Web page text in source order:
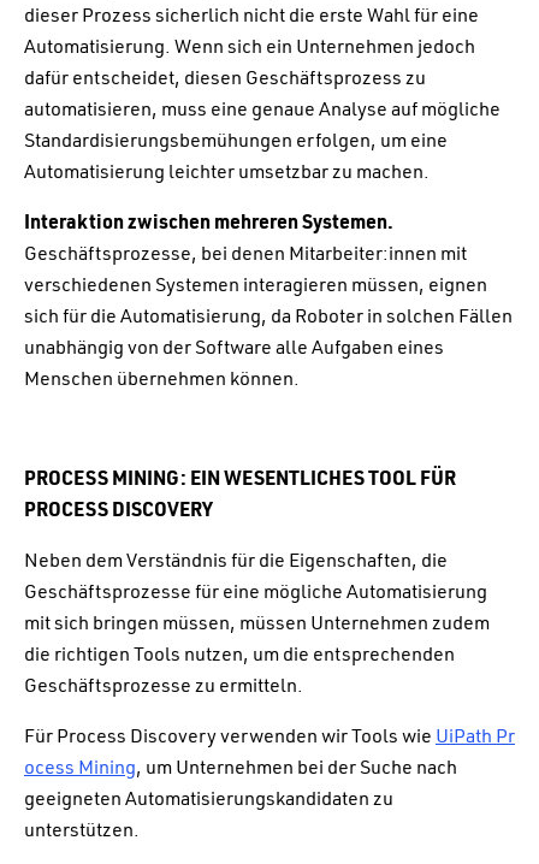
dieser Prozess sicherlich nicht die erste Wahl für eine
Automatisierung. Wenn sich ein Unternehmen jedoch
dafür entscheidet, diesen Geschäftsprozess zu
automatisieren, muss eine genaue Analyse auf mögliche
Standardisierungsbemühungen erfolgen, um eine
Automatisierung leichter umsetzbar zu machen.
Interaktion zwischen mehreren Systemen.
Geschäftsprozesse, bei denen Mitarbeiter:innen mit
verschiedenen Systemen interagieren müssen, eignen
sich für die Automatisierung, da Roboter in solchen Fällen
unabhängig von der Software alle Aufgaben eines
Menschen übernehmen können.
PROCESS MINING: EIN WESENTLICHES TOOL FÜR
PROCESS DISCOVERY
Neben dem Verständnis für die Eigenschaften, die
Geschäftsprozesse für eine mögliche Automatisierung
mit sich bringen müssen, müssen Unternehmen zudem
die richtigen Tools nutzen, um die entsprechenden
Geschäftsprozesse zu ermitteln.
Für Process Discovery verwenden wir Tools wie UiPath Pr
ocess Mining, um Unternehmen bei der Suche nach
geeigneten Automatisierungskandidaten zu
unterstützen.